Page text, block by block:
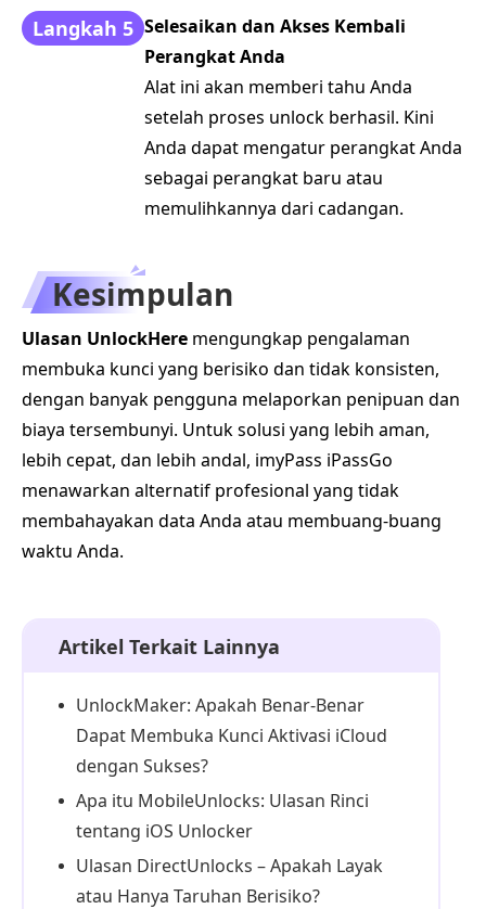
Langkah 5 Selesaikan dan Akses Kembali
Perangkat Anda
Alat ini akan memberi tahu Anda
setelah proses unlock berhasil. Kini
Anda dapat mengatur perangkat Anda
sebagai perangkat baru atau
memulihkannya dari cadangan.
Kesimpulan
Ulasan UnlockHere mengungkap pengalaman
membuka kunci yang berisiko dan tidak konsisten,
dengan banyak pengguna melaporkan penipuan dan
biaya tersembunyi. Untuk solusi yang lebih aman,
lebih cepat, dan lebih andal, imyPass iPassGo
menawarkan alternatif profesional yang tidak
membahayakan data Anda atau membuang-buang
waktu Anda.
Artikel Terkait Lainnya
UnlockMaker: Apakah Benar-Benar
Dapat Membuka Kunci Aktivasi iCloud
dengan Sukses?
Apa itu MobileUnlocks: Ulasan Rinci
tentang iOS Unlocker
Ulasan DirectUnlocks – Apakah Layak
atau Hanya Taruhan Berisiko?